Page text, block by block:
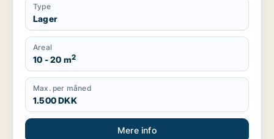
Type
Lager
Areal
10 - 20 m2
Max. per måned
1.500 DKK
Mere info